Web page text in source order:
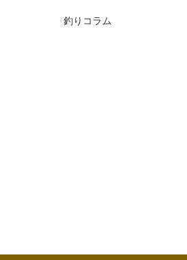
釣りコラム